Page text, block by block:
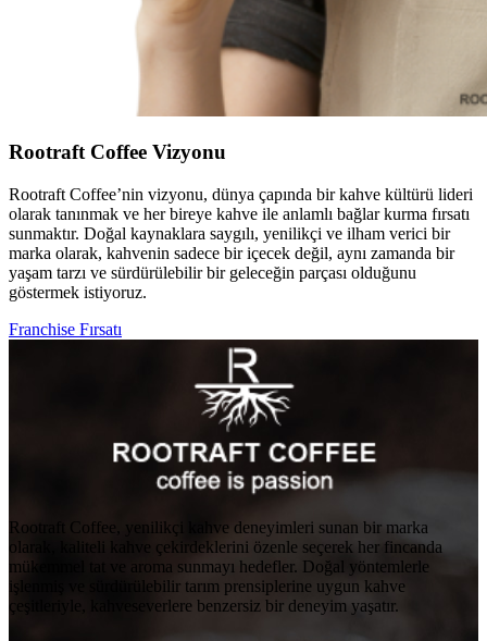
Rootraft Coffee Vizyonu
Rootraft Coffee’nin vizyonu, dünya çapında bir kahve kültürü lideri
olarak tanınmak ve her bireye kahve ile anlamlı bağlar kurma fırsatı
sunmaktır. Doğal kaynaklara saygılı, yenilikçi ve ilham verici bir
marka olarak, kahvenin sadece bir içecek değil, aynı zamanda bir
yaşam tarzı ve sürdürülebilir bir geleceğin parçası olduğunu
göstermek istiyoruz.
Franchise Fırsatı
Rootraft Coffee, yenilikçi kahve deneyimleri sunan bir marka
olarak, kaliteli kahve çekirdeklerini özenle seçerek her fincanda
mükemmel tat ve aroma sunmayı hedefler. Doğal yöntemlerle
işlenmiş ve sürdürülebilir tarım prensiplerine uygun kahve
çeşitleriyle, kahveseverlere benzersiz bir deneyim yaşatır.